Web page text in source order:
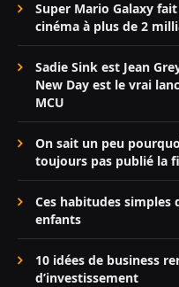
Super Mario Galaxy
cinéma à plus de 2
Sadie Sink est Jean
New Day est le vrai
MCU
On sait un peu
toujours pas publié la
Ces habitudes simples
enfants
10 idées de business
d’investissement